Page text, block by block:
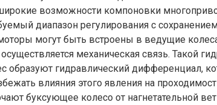
возможности компоновки
диапазон регулирования с
могут быть встроены в ведущие
механическая связь. Такой
образуют гидравлический дифференциал,
влияния этого явления на
буксующее колесо от нагнетательной